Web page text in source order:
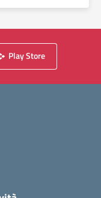
Play Store